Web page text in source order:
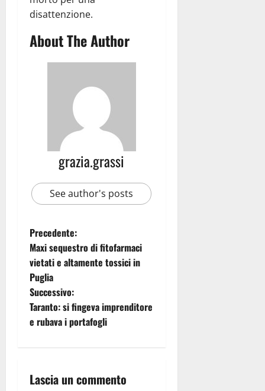
disattenzione.
About The Author
grazia.grassi
See author's posts
Precedente:
Maxi sequestro di fitofarmaci
vietati e altamente tossici in
Puglia
Successivo:
Taranto: si fingeva imprenditore
e rubava i portafogli
Lascia un commento